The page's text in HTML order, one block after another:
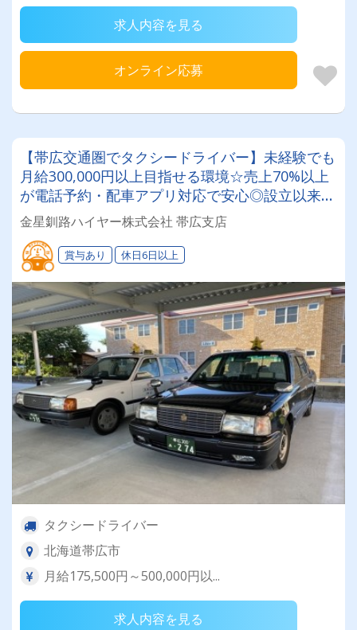
求人内容を見る
オンライン応募
【帯広交通圏でタクシードライバー】未経験でも
月給300,000円以上目指せる環境☆売上70%以上
が電話予約・配車アプリ対応で安心◎設立以来50
年以上で信頼が厚いタクシー会社！
金星釧路ハイヤー株式会社 帯広支店
賞与あり 休日6日以上
タクシードライバー
北海道帯広市
月給175,500円～500,000円以...
求人内容を見る